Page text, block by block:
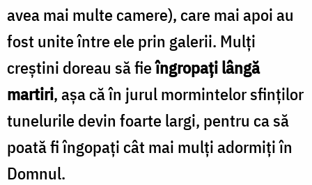
avea mai multe camere), care mai apoi au
fost unite între ele prin galerii. Mulţi
creştini doreau să fieîngropaţi lângă
martiri, aşa că în jurul mormintelor sfinţilor
tunelurile devin foarte largi, pentru ca să
poată fi îngopaţi cât mai mulţi adormiți în
Domnul.